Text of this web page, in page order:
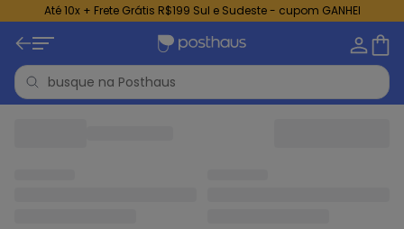
Até 10x + Frete Grátis R$199 Sul e Sudeste - cupom GANHEI